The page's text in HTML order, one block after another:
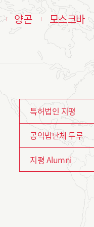
양곤 모스크바
특허법인 지평
공익법단체 두루
지평 Alumni